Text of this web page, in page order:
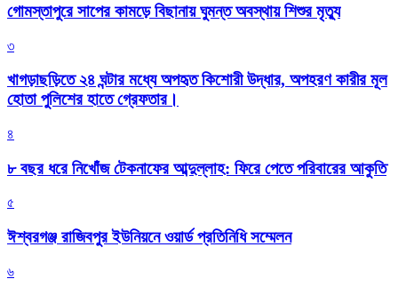
গোমস্তাপুরে সাপের কামড়ে বিছানায় ঘুমন্ত অবস্থায় শিশুর মৃত্যু
৩
খাগড়াছড়িতে ২৪ ঘন্টার মধ্যে অপহৃত কিশোরী উদ্ধার, অপহরণ কারীর মূল
হোতা পুলিশের হাতে গ্রেফতার।
৪
৮ বছর ধরে নিখোঁজ টেকনাফের আব্দুল্লাহ: ফিরে পেতে পরিবারের আকুতি
৫
ঈশ্বরগঞ্জ রাজিবপুর ইউনিয়নে ওয়ার্ড প্রতিনিধি সম্মেলন
৬